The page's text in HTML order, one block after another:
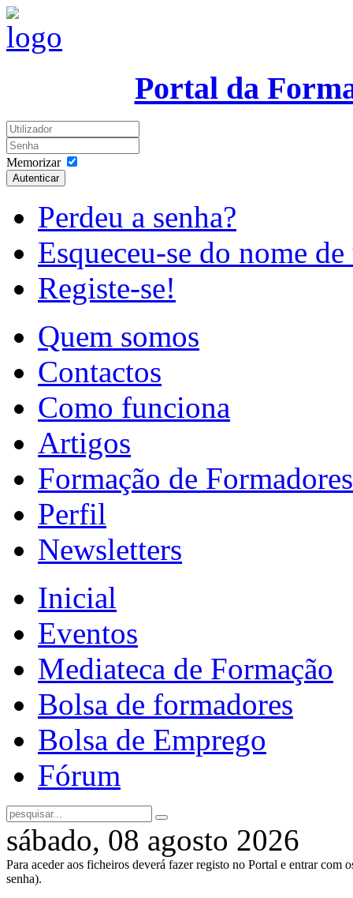
Portal da
Memorizar
Autenticar
Perdeu a senha?
Esqueceu-se do nome
Registe-se!
Quem somos
Contactos
Como funciona
Artigos
Formação de Formadores
Perfil
Newsletters
Inicial
Eventos
Mediateca de Formação
Bolsa de formadores
Bolsa de Emprego
Fórum
sábado, 08 agosto 2026
Para aceder aos ficheiros deverá fazer registo no Portal e entrar com
senha).